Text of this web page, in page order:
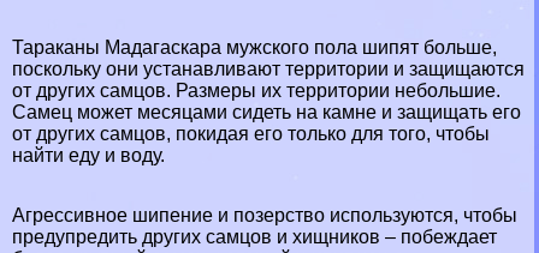
Таpaканы Мадагаскара мужского пола шипят больше,
поскольку они устанавливают территории и защищаются
от других самцов. Размеры их территории небольшие.
Самец может месяцами сидеть на камне и защищать его
от других самцов, покидая его только для того, чтобы
найти еду и воду.
Агрессивное шипение и позерство используются, чтобы
предупредить других самцов и хищников – побеждает